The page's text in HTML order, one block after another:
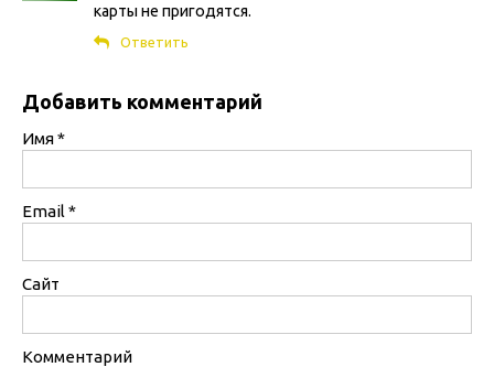
карты не пригодятся.
Ответить
Добавить комментарий
Имя*
Email *
Сайт
Комментарий